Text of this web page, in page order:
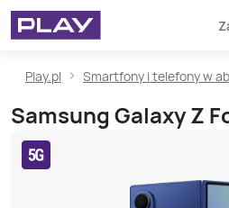
Play.pl Smartfony i telefony w
Samsung Galaxy Z